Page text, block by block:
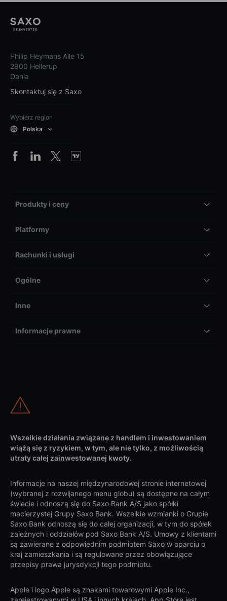
Philip Heymans Alle 15
2900 Hellerup
Dania
Skontaktuj się z Saxo
Wybierz region
Polska
Produkty i ceny
Platformy
Rachunki i usługi
Ogólne
Inne
Informacje prawne
Wszelkie działania związane z handlem i inwestowaniem
wiążą się z ryzykiem, w tym, ale nie tylko, z możliwością
utraty całej zainwestowanej kwoty.
Informacje na naszej międzynarodowej stronie internetowej
(wybranej z rozwijanego menu globu) są dostępne na całym
świecie i odnoszą się do Saxo Bank A/S jako spółki
macierzystej Grupy Saxo Bank. Wszelkie wzmianki o Grupie
Saxo Bank odnoszą się do całej organizacji, w tym do spółek
zależnych i oddziałów pod Saxo Bank A/S. Umowy z klientami
są zawierane z odpowiednim podmiotem Saxo w oparciu o
kraj zamieszkania i są regulowane przez obowiązujące
przepisy prawa jurysdykcji tego podmiotu.
Apple i logo Apple są znakami towarowymi Apple Inc.,